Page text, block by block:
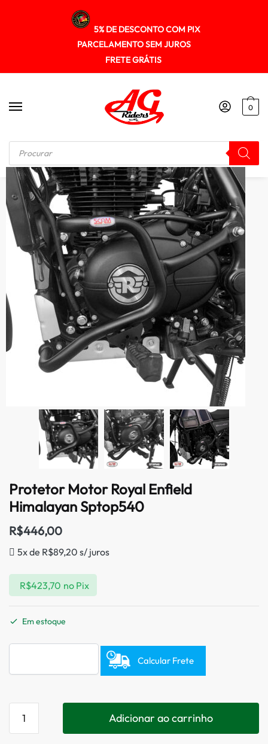
5% DE DESCONTO COM PIX
PARCELAMENTO SEM JUROS
FRETE GRÁTIS
0
Início / PROTETOR DE MOTOR DE CARENAGENS Protetor Motor Royal Enfield Himalayan Sptop540
Protetor Motor Royal Enfield
Himalayan Sptop540
R$446,00
5x de R$89,20 s/ juros
R$423,70 no Pix
Em estoque
Calcular Frete
Adicionar ao carrinho